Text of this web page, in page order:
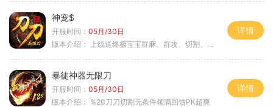
神宠$
开服时间： 05月/30日
版本介绍：
上线送终极宝宝群麻、群攻、切割、吸血
详情
暴徒神器无限刀
开服时间： 05月/30日
版本介绍： %20刀刀切割无条件领满回馈PK超爽
详情